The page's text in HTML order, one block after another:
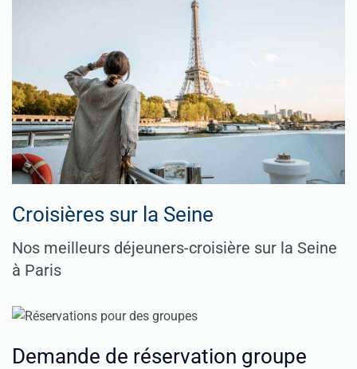
Croisières sur la Seine
Nos meilleurs déjeuners-croisière sur la Seine
à Paris
Demande de réservation groupe